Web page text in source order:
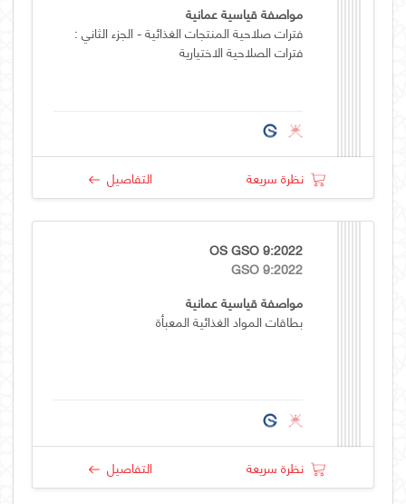
مواصفة قياسية عمانية
فترات صلاحية المنتجات الغذائية - الجزء الثاني :
فترات الصلاحية الاختيارية
نظرة سريعة التفاصيل
OS GSO 9:2022
GSO 9:2022
مواصفة قياسية عمانية
بطاقات المواد الغذائية المعبأة
نظرة سريعة التفاصيل